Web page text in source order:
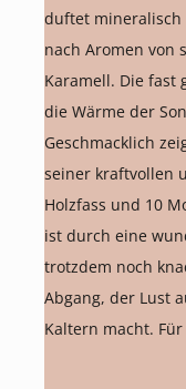
duftet mineralisch
nach Aromen von
Karamell. Die fast
die Wärme der
Geschmacklich
seiner kraftvollen
Holzfass und 10
ist durch eine
trotzdem noch
Abgang, der Lust
Kaltern macht.